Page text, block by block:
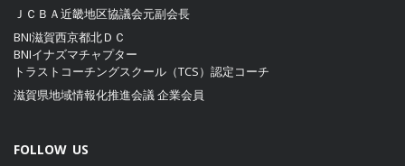
ＪＣＢＡ近畿地区協議会元副会長
BNI滋賀西京都北ＤＣ
BNIイナズマチャプター
トラストコーチングスクール（TCS）認定コーチ
滋賀県地域情報化推進会議企業会員
FOLLOW US